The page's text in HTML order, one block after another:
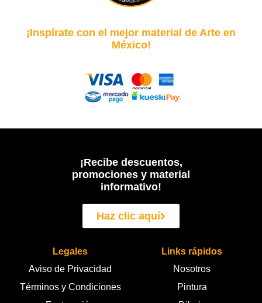
¡Inspírate con el mejor material de Arte en
México!
¡Recibe descuentos,
promociones y material
informativo!
Haz clic aquí
Legales
Aviso de Privacidad
Términos y Condiciones
Links rápidos
Nosotros
Pintura